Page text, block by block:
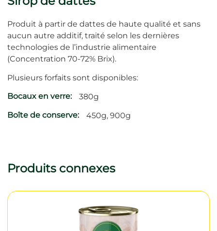
Produit à partir de dattes de haute qualité et sans
aucun autre additif, traité selon les dernières
technologies de l’industrie alimentaire
(Concentration 70-72% Brix).
Plusieurs forfaits sont disponibles:
Bocaux en verre:
380g
Boîte de conserve:
450g, 900g
Produits connexes